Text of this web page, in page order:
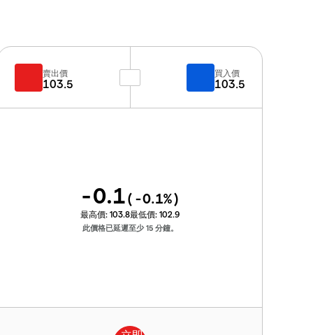
賣出價
103.5
買入價
103.5
-0.1( -0.1%)
最高價: 103.8最低價: 102.9
此價格已延遲至少 15 分鐘。